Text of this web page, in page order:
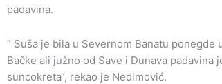
padavina.
“ Suša je bila u Severnom Banatu
Bačke ali južno od Save i Dunava
suncokreta“, rekao je Nedimović.